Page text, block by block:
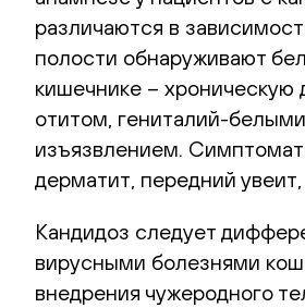
различаются в
полости обнаруживают
кишечнике – хроническую
отитом, гениталий-
изъязвлением.
дерматит, передний
Кандидоз следует
вирусными болезнями
внедрения чужеродного